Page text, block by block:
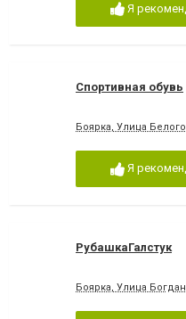
Я
Спортивная обувь
Боярка, Улица
Я
РубашкаГалстук
Боярка, Улица